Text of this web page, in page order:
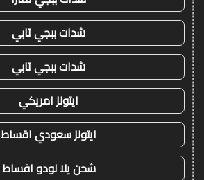
شدات ببجي تابي
شدات ببجي تابي
ايتونز امريكي
ايتونز سعودي اقساط
شحن يلا لودو اقساط